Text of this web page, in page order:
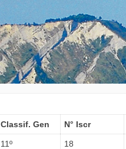
Classif. Gen N° Iscr
11º 18